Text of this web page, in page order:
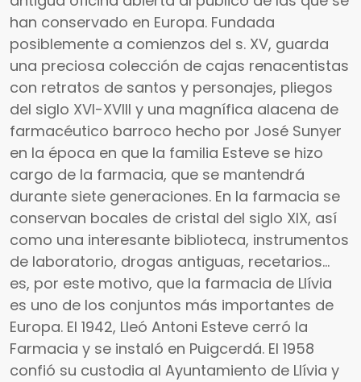
han conservado en Europa. Fundada
posiblemente a comienzos del s. XV, guarda
una preciosa colección de cajas renacentistas
con retratos de santos y personajes, pliegos
del siglo XVI-XVIII y una magnífica alacena de
farmacéutico barroco hecho por José Sunyer
en la época en que la familia Esteve se hizo
cargo de la farmacia, que se mantendrá
durante siete generaciones. En la farmacia se
conservan bocales de cristal del siglo XIX, así
como una interesante biblioteca, instrumentos
de laboratorio, drogas antiguas, recetarios…
es, por este motivo, que la farmacia de Llívia
es uno de los conjuntos más importantes de
Europa. El 1942, Lleó Antoni Esteve cerró la
Farmacia y se instaló en Puigcerdá. El 1958
confió su custodia al Ayuntamiento de Llívia y